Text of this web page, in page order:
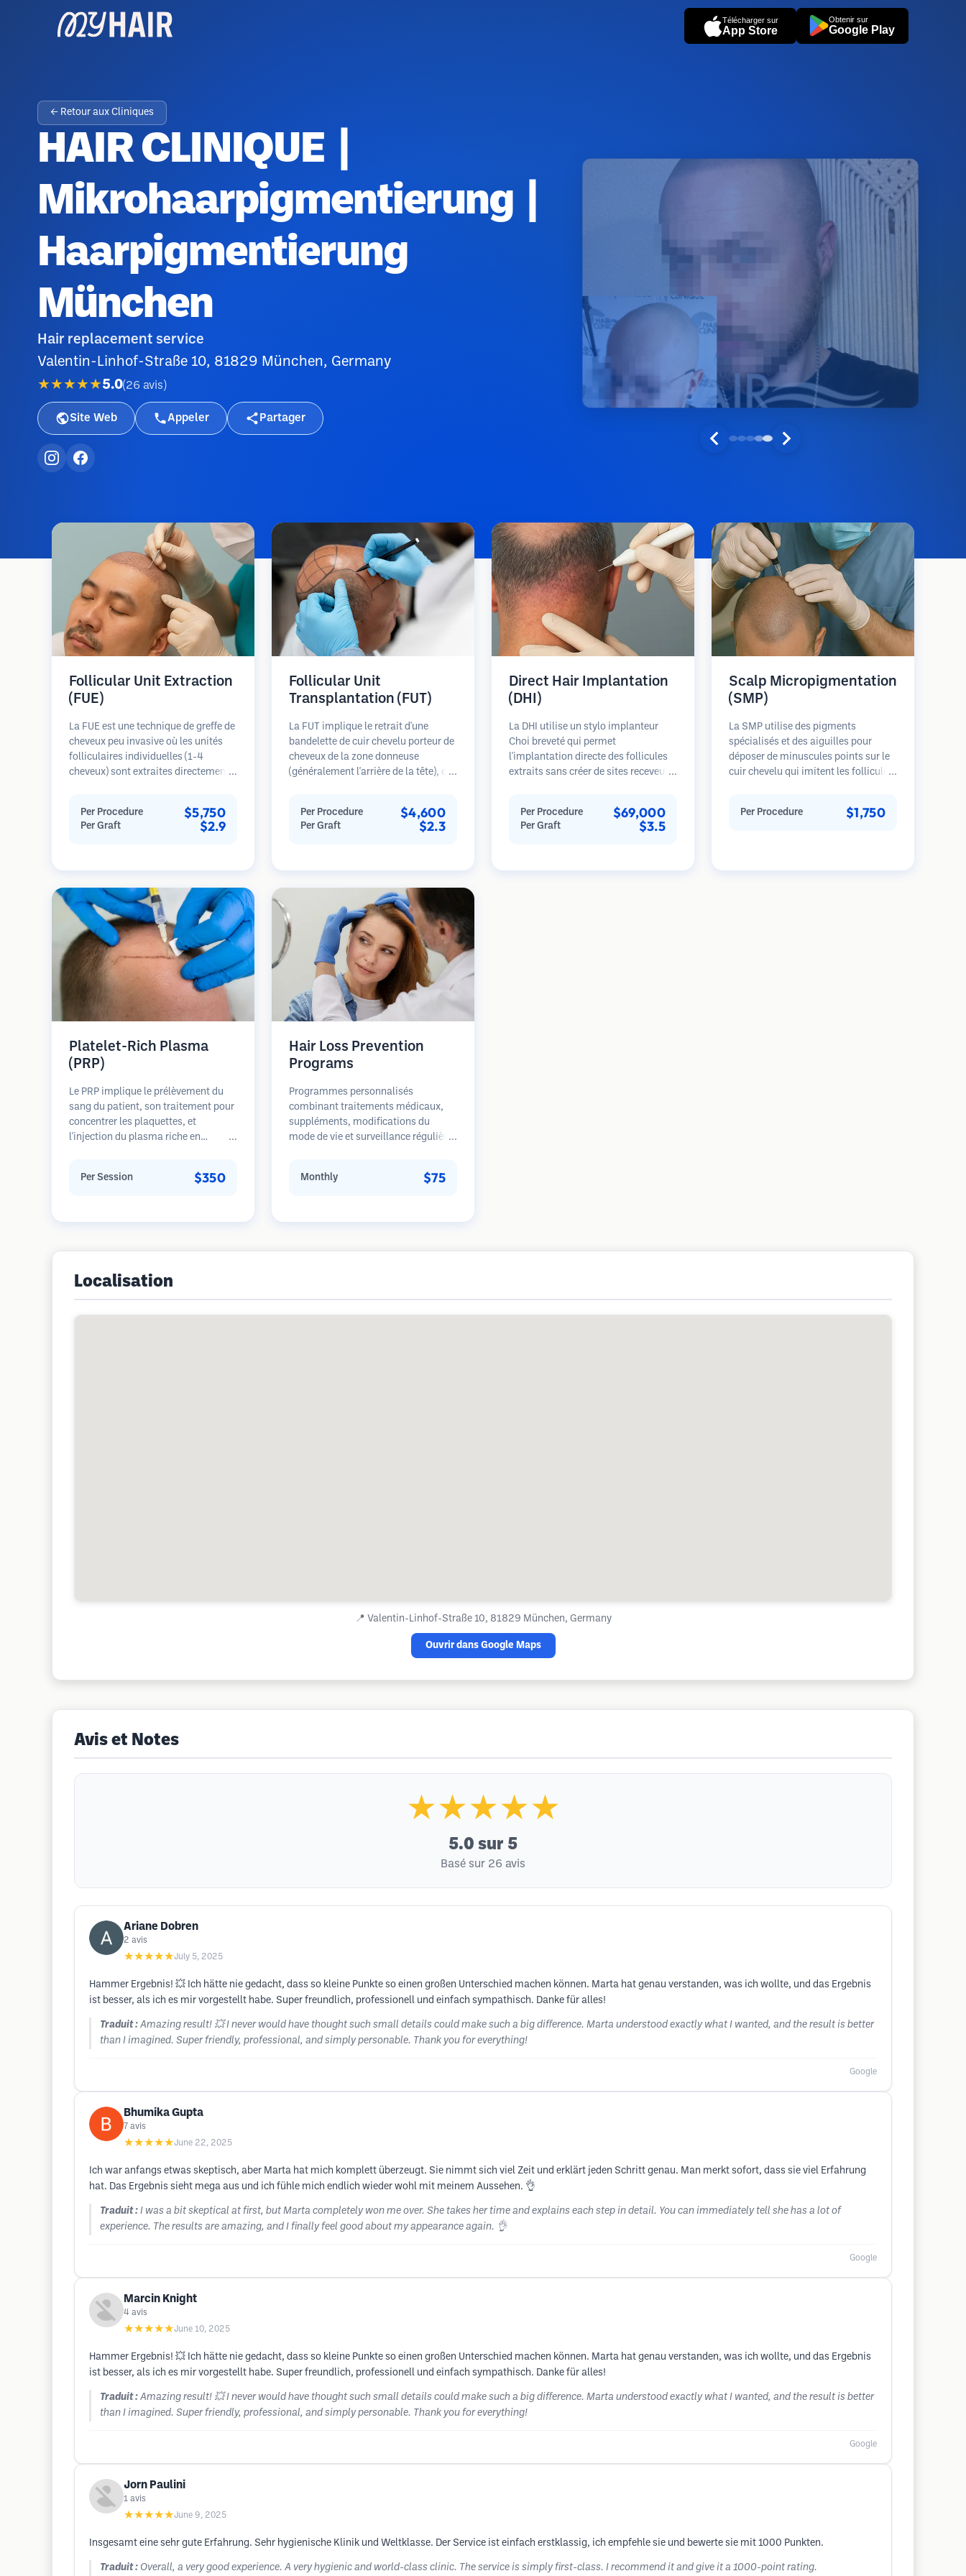
Télécharger sur
App Store
Obtenir sur
Google Play
← Retour aux Cliniques
HAIR CLINIQUE |
Mikrohaarpigmentierung |
Haarpigmentierung
München
Hair replacement service
Valentin-Linhof-Straße 10, 81829 München, Germany
★★★★★5.0(26 avis )
Site Web Appeler Partager
Follicular Unit Extraction
(FUE)
La FUE est une technique de greffe de
cheveux peu invasive où les unités
folliculaires individuelles (1-4
cheveux) sont extraites directement
follicules sont ensuite implantés
dans les sites receveurs des zones
rapide par rapport aux méthodes de
prélèvement en bandelette.
Per Procedure $5,750
Per Graft $2.9
Follicular Unit
Transplantation (FUT)
La FUT implique le retrait d'une
bandelette de cuir chevelu porteur de
cheveux de la zone donneuse
(généralement l'arrière de la tête), qui
individuelles. Ces unités sont
Per Procedure $4,600
Per Graft $2.3
Direct Hair Implantation
(DHI)
La DHI utilise un stylo implanteur
Choi breveté qui permet
l'implantation directe des follicules
extraits sans créer de sites receveurs
de la direction et de l'angle des
Per Procedure $69,000
Per Graft $3.5
Scalp Micropigmentation
(SMP)
La SMP utilise des pigments
spécialisés et des aiguilles pour
déposer de minuscules points sur le
cuir chevelu qui imitent les follicules
rasée de près. La procédure nécessite
Per Procedure $1,750
Platelet-Rich Plasma
(PRP)
Le PRP implique le prélèvement du
sang du patient, son traitement pour
concentrer les plaquettes, et
l'injection du plasma riche en
dans les plaquettes peuvent stimuler
Per Session $350
Hair Loss Prevention
Programs
Programmes personnalisés
combinant traitements médicaux,
suppléments, modifications du
mode de vie et surveillance régulière
sur la prévention plutôt que la
Monthly $75
Localisation
📍 Valentin-Linhof-Straße 10, 81829 München, Germany
Ouvrir dans Google Maps
Avis et Notes
★★★★★
5.0 sur 5
Basé sur 26 avis
Ariane Dobren
2 avis
★★★★★July 5, 2025
Hammer Ergebnis! 💥 Ich hätte nie gedacht, dass so kleine Punkte so einen großen Unterschied machen können. Marta hat genau verstanden, was ich wollte, und das Ergebnis
ist besser, als ich es mir vorgestellt habe. Super freundlich, professionell und einfach sympathisch. Danke für alles!
Traduit : Amazing result! 💥 I never would have thought such small details could make such a big difference. Marta understood exactly what I wanted, and the result is better
than I imagined. Super friendly, professional, and simply personable. Thank you for everything!
Google
Bhumika Gupta
7 avis
★★★★★June 22, 2025
Ich war anfangs etwas skeptisch, aber Marta hat mich komplett überzeugt. Sie nimmt sich viel Zeit und erklärt jeden Schritt genau. Man merkt sofort, dass sie viel Erfahrung
hat. Das Ergebnis sieht mega aus und ich fühle mich endlich wieder wohl mit meinem Aussehen. 👌
Traduit : I was a bit skeptical at first, but Marta completely won me over. She takes her time and explains each step in detail. You can immediately tell she has a lot of
experience. The results are amazing, and I finally feel good about my appearance again. 👌
Google
Marcin Knight
4 avis
★★★★★June 10, 2025
Hammer Ergebnis! 💥 Ich hätte nie gedacht, dass so kleine Punkte so einen großen Unterschied machen können. Marta hat genau verstanden, was ich wollte, und das Ergebnis
ist besser, als ich es mir vorgestellt habe. Super freundlich, professionell und einfach sympathisch. Danke für alles!
Traduit : Amazing result! 💥 I never would have thought such small details could make such a big difference. Marta understood exactly what I wanted, and the result is better
than I imagined. Super friendly, professional, and simply personable. Thank you for everything!
Google
Jorn Paulini
1 avis
★★★★★June 9, 2025
Insgesamt eine sehr gute Erfahrung. Sehr hygienische Klinik und Weltklasse. Der Service ist einfach erstklassig, ich empfehle sie und bewerte sie mit 1000 Punkten.
Traduit : Overall, a very good experience. A very hygienic and world-class clinic. The service is simply first-class. I recommend it and give it a 1000-point rating.